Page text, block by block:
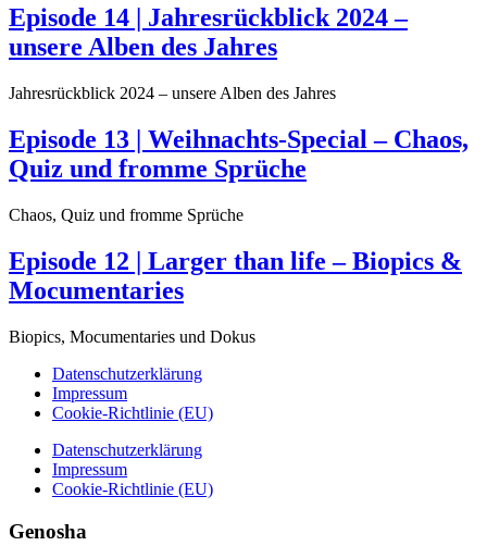
Episode 14 | Jahresrückblick 2024 –
unsere Alben des Jahres
Jahresrückblick 2024 – unsere Alben des Jahres
Episode 13 | Weihnachts-Special – Chaos,
Quiz und fromme Sprüche
Chaos, Quiz und fromme Sprüche
Episode 12 | Larger than life – Biopics &
Mocumentaries
Biopics, Mocumentaries und Dokus
Datenschutzerklärung
Impressum
Cookie-Richtlinie (EU)
Datenschutzerklärung
Impressum
Cookie-Richtlinie (EU)
Genosha